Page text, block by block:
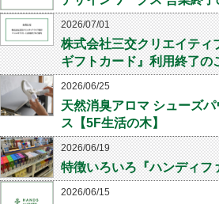
2026/07/01
株式会社三交クリエイティ
ギフトカード』利用終了の
2026/06/25
天然消臭アロマ シューズ
ス【5F生活の木】
2026/06/19
特徴いろいろ『ハンディフ
2026/06/15